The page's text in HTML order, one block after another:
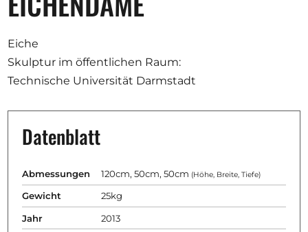
Eiche
Skulptur im öffentlichen Raum:
Technische Universität Darmstadt
Datenblatt
Abmessungen 120cm, 50cm, 50cm (Höhe, Breite, Tiefe)
Gewicht 25kg
Jahr 2013